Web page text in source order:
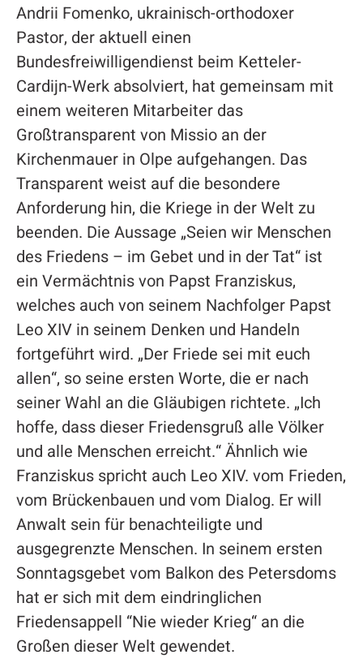
Andrii Fomenko, ukrainisch-orthodoxer
Pastor, der aktuell einen
Bundesfreiwilligendienst beim Ketteler-
Cardijn-Werk absolviert, hat gemeinsam mit
einem weiteren Mitarbeiter das
Großtransparent von Missio an der
Kirchenmauer in Olpe aufgehangen. Das
Transparent weist auf die besondere
Anforderung hin, die Kriege in der Welt zu
beenden. Die Aussage „Seien wir Menschen
des Friedens – im Gebet und in der Tat“ ist
ein Vermächtnis von Papst Franziskus,
welches auch von seinem Nachfolger Papst
Leo XIV in seinem Denken und Handeln
fortgeführt wird. „Der Friede sei mit euch
allen“, so seine ersten Worte, die er nach
seiner Wahl an die Gläubigen richtete. „Ich
hoffe, dass dieser Friedensgruß alle Völker
und alle Menschen erreicht.“ Ähnlich wie
Franziskus spricht auch Leo XIV. vom Frieden,
vom Brückenbauen und vom Dialog. Er will
Anwalt sein für benachteiligte und
ausgegrenzte Menschen. In seinem ersten
Sonntagsgebet vom Balkon des Petersdoms
hat er sich mit dem eindringlichen
Friedensappell “Nie wieder Krieg“ an die
Großen dieser Welt gewendet.